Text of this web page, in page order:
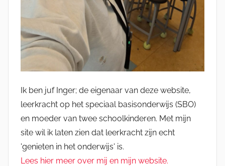
Ik ben juf Inger; de eigenaar van deze website,
leerkracht op het speciaal basisonderwijs (SBO)
en moeder van twee schoolkinderen. Met mijn
site wil ik laten zien dat leerkracht zijn echt
'genieten in het onderwijs' is.
Lees hier meer over mij en mijn website.